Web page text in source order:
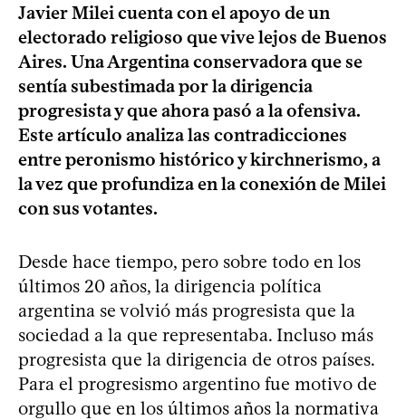
Javier Milei cuenta con el apoyo de un
electorado religioso que vive lejos de Buenos
Aires. Una Argentina conservadora que se
sentía subestimada por la dirigencia
progresista y que ahora pasó a la ofensiva.
Este artículo analiza las contradicciones
entre peronismo histórico y kirchnerismo, a
la vez que profundiza en la conexión de Milei
con sus votantes.
Desde hace tiempo, pero sobre todo en los
últimos 20 años, la dirigencia política
argentina se volvió más progresista que la
sociedad a la que representaba. Incluso más
progresista que la dirigencia de otros países.
Para el progresismo argentino fue motivo de
orgullo que en los últimos años la normativa